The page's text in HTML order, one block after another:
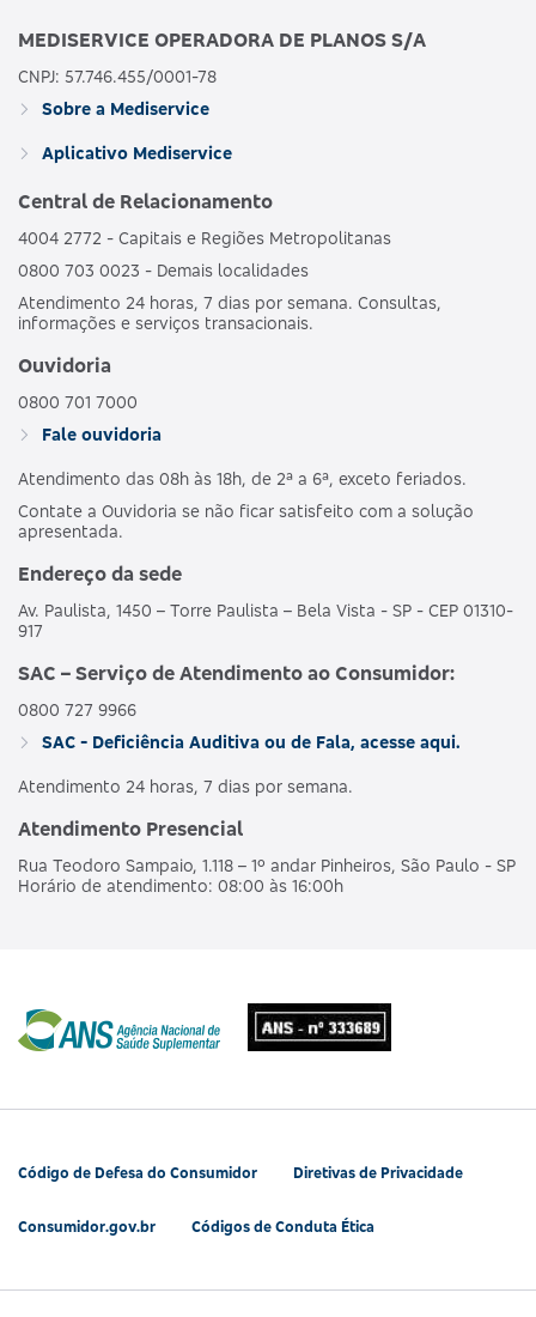
MEDISERVICE OPERADORA DE PLANOS S/A
CNPJ: 57.746.455/0001-78
Sobre a Mediservice
Aplicativo Mediservice
Central de Relacionamento
4004 2772 - Capitais e Regiões Metropolitanas
0800 703 0023 - Demais localidades
Atendimento 24 horas, 7 dias por semana. Consultas,
informações e serviços transacionais.
Ouvidoria
0800 701 7000
Fale ouvidoria
Atendimento das 08h às 18h, de 2ª a 6ª, exceto feriados.
Contate a Ouvidoria se não ficar satisfeito com a solução
apresentada.
Endereço da sede
Av. Paulista, 1450 – Torre Paulista – Bela Vista - SP - CEP 01310-
917
SAC – Serviço de Atendimento ao Consumidor:
0800 727 9966
SAC - Deficiência Auditiva ou de Fala, acesse aqui.
Atendimento 24 horas, 7 dias por semana.
Atendimento Presencial
Rua Teodoro Sampaio, 1.118 – 1º andar Pinheiros, São Paulo - SP
Horário de atendimento: 08:00 às 16:00h
Código de Defesa do Consumidor Diretivas de Privacidade
Consumidor.gov.br Códigos de Conduta Ética